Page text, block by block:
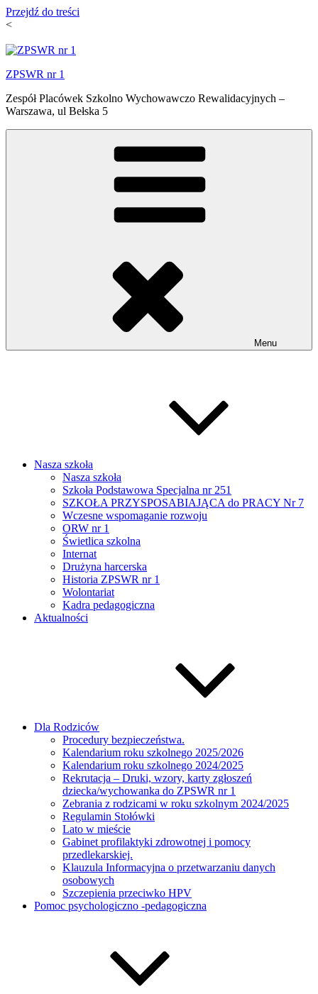
Przejdź do treści
<
ZPSWR nr 1
Zespół Placówek Szkolno Wychowawczo Rewalidacyjnych –
Warszawa, ul Bełska 5
Menu
Nasza szkoła
Nasza szkoła
Szkoła Podstawowa Specjalna nr 251
SZKOŁA PRZYSPOSABIAJĄCA do PRACY Nr 7
Wczesne wspomaganie rozwoju
ORW nr 1
Świetlica szkolna
Internat
Drużyna harcerska
Historia ZPSWR nr 1
Wolontariat
Kadra pedagogiczna
Aktualności
Dla Rodziców
Procedury bezpieczeństwa.
Kalendarium roku szkolnego 2025/2026
Kalendarium roku szkolnego 2024/2025
Rekrutacja – Druki, wzory, karty zgłoszeń
dziecka/wychowanka do ZPSWR nr 1
Zebrania z rodzicami w roku szkolnym 2024/2025
Regulamin Stołówki
Lato w mieście
Gabinet profilaktyki zdrowotnej i pomocy
przedlekarskiej.
Klauzula Informacyjna o przetwarzaniu danych
osobowych
Szczepienia przeciwko HPV
Pomoc psychologiczno -pedagogiczna